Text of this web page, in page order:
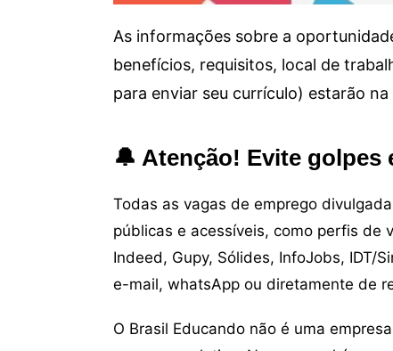
As informações sobre a
benefícios, requisitos, local de
para enviar seu currículo) estarão
🔔 Atenção! Evite golpes
Todas as vagas de emprego
públicas e acessíveis, como perfis de
Indeed, Gupy, Sólides, InfoJobs, IDT/
e-mail, whatsApp ou diretamente de
O Brasil Educando não é uma